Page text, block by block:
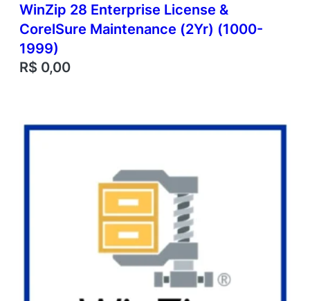
WinZip 28 Enterprise License &
CorelSure Maintenance (2Yr) (1000-
1999)
R$ 0,00